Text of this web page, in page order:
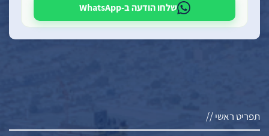
שלחו הודעה ב-WhatsApp
תפריט ראשי //